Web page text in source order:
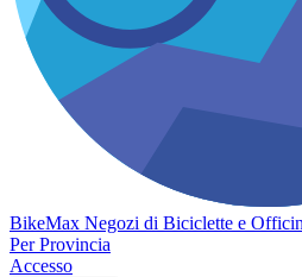
BikeMax Negozi di Biciclette e
Per Provincia
Accesso